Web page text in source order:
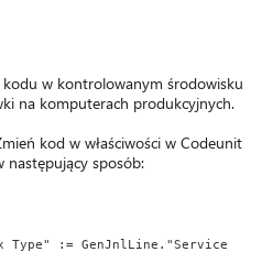
w kontrolowanym środowisku
na komputerach produkcyjnych.
kod w właściwości w Codeunit
następujący sposób:
Type" := GenJnlLine."Service